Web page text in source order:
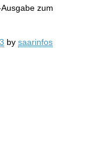
zum
by saarinfos